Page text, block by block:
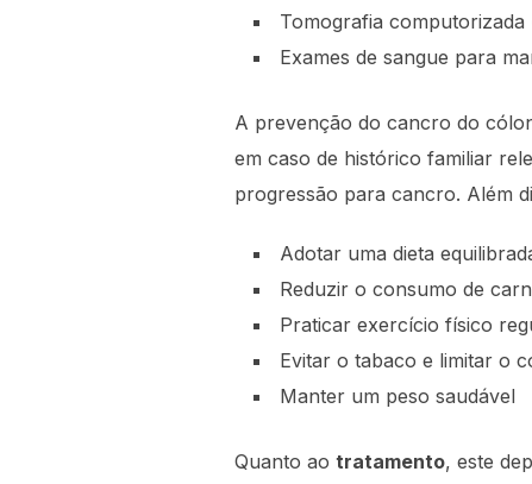
Tomografia
Exames de sangue para
A prevenção do cancro do
em caso de histórico familiar
progressão para cancro. Além
Adotar uma dieta
Reduzir o consumo de
Praticar exercício físico
Evitar o tabaco e limitar o
Manter um peso saudável
Quanto ao tratamento, este